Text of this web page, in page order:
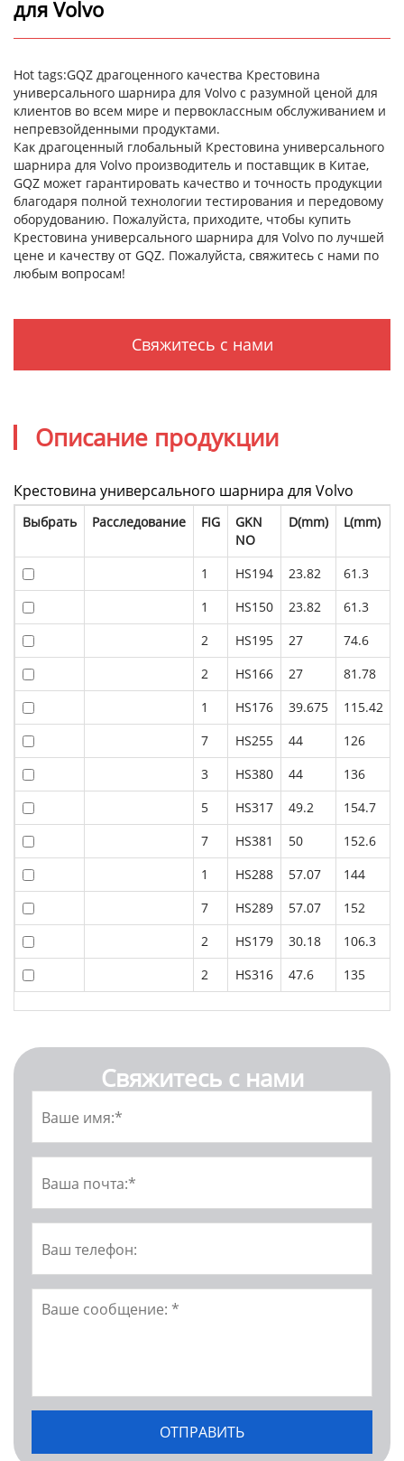
для Volvo
Hot tags:GQZ драгоценного качества Крестовина
универсального шарнира для Volvo с разумной ценой для
клиентов во всем мире и первоклассным обслуживанием и
непревзойденными продуктами.
Как драгоценный глобальный Крестовина универсального
шарнира для Volvo производитель и поставщик в Китае,
GQZ может гарантировать качество и точность продукции
благодаря полной технологии тестирования и передовому
оборудованию. Пожалуйста, приходите, чтобы купить
Крестовина универсального шарнира для Volvo по лучшей
цене и качеству от GQZ. Пожалуйста, свяжитесь с нами по
любым вопросам!
Свяжитесь с нами
Описание продукции
Крестовина универсального шарнира для Volvo
Выбрать Расследование FIG
GKN
NO
D(mm) L(mm)
1 HS194 23.82 61.3
1
HS150 23.82 61.3
2
HS195 27 74.6
2
HS166 27 81.78
1
HS176 39.675 115.42
7
HS255 44
126
3
HS380 44 136
5
HS317 49.2 154.7
7
HS381 50 152.6
1
HS288 57.07 144
7
HS289 57.07 152
2
HS179 30.18 106.3
2
HS316 47.6 135
Свяжитесь с нами